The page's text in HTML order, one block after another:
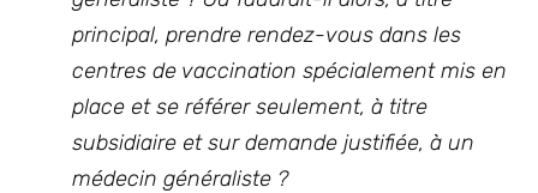
principal, prendre rendez-vous dans les
centres de vaccination spécialement mis en
place et se référer seulement, à titre
subsidiaire et sur demande justifiée, à un
médecin généraliste ?